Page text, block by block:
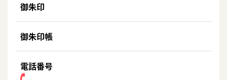
御朱印
御朱印帳
電話番号